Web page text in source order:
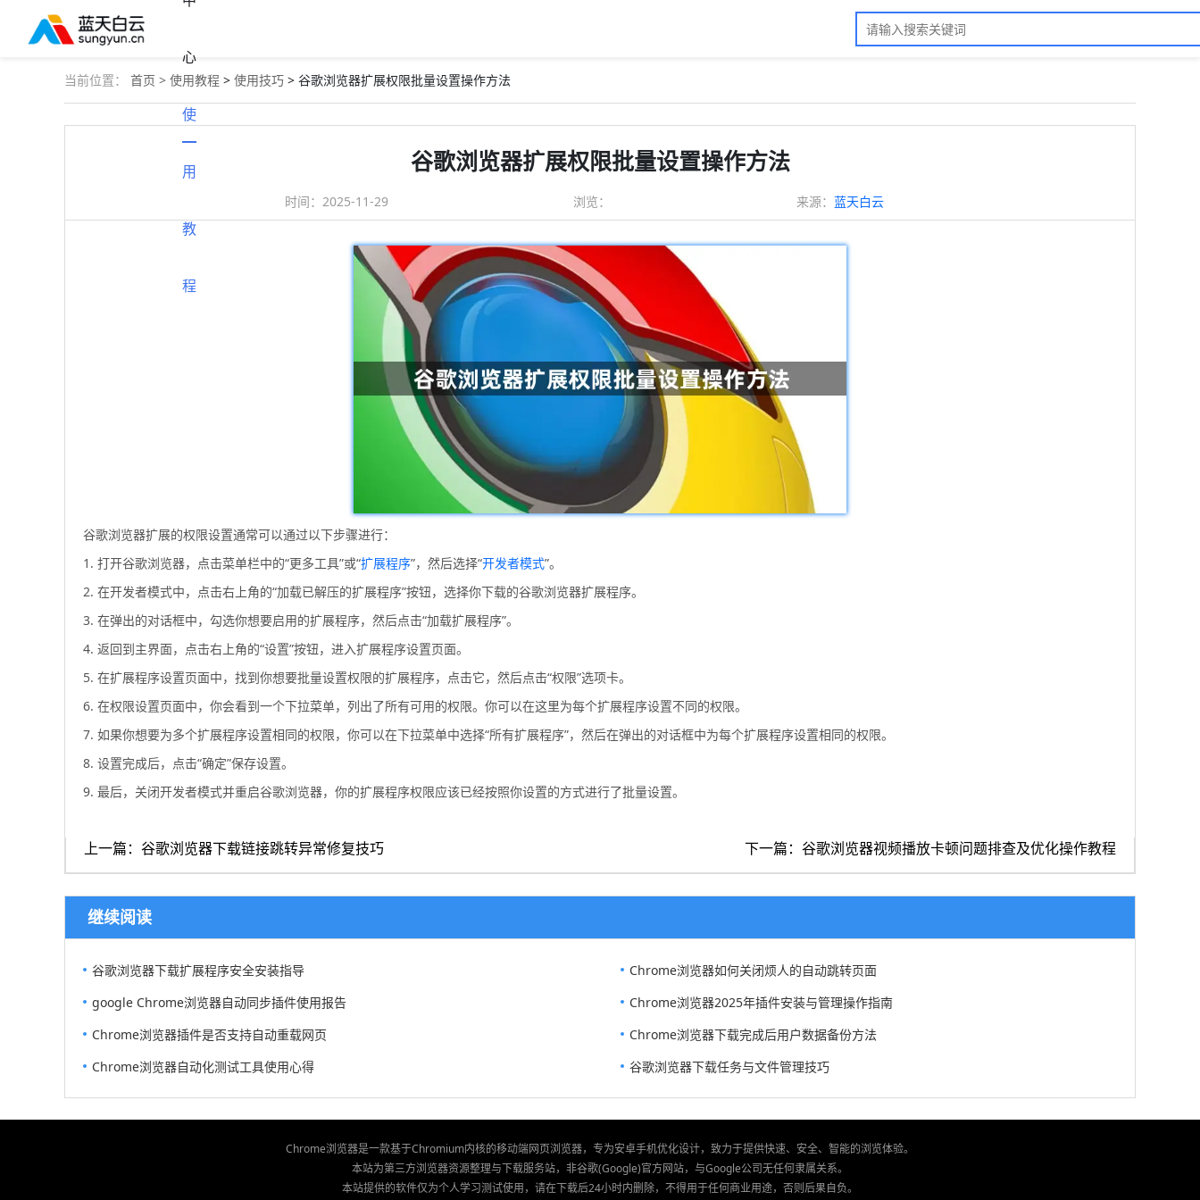
心
使
用
教
程
当前位置： 首页 > 使用教程 > 使用技巧 > 谷歌浏览器扩展权限批量设置操作方法
谷歌浏览器扩展权限批量设置操作方法
时间：2025-11-29 浏览： 来源： 蓝天白云
谷歌浏览器扩展的权限设置通常可以通过以下步骤进行：
1. 打开谷歌浏览器，点击菜单栏中的“更多工具”或“扩展程序”，然后选择“开发者模式”。
2. 在开发者模式中，点击右上角的“加载已解压的扩展程序”按钮，选择你下载的谷歌浏览器扩展程序。
3. 在弹出的对话框中，勾选你想要启用的扩展程序，然后点击“加载扩展程序”。
4. 返回到主界面，点击右上角的“设置”按钮，进入扩展程序设置页面。
5. 在扩展程序设置页面中，找到你想要批量设置权限的扩展程序，点击它，然后点击“权限”选项卡。
6. 在权限设置页面中，你会看到一个下拉菜单，列出了所有可用的权限。你可以在这里为每个扩展程序设置不同的权限。
7. 如果你想要为多个扩展程序设置相同的权限，你可以在下拉菜单中选择“所有扩展程序”，然后在弹出的对话框中为每个扩展程序设置相同的权限。
8. 设置完成后，点击“确定”保存设置。
9. 最后，关闭开发者模式并重启谷歌浏览器，你的扩展程序权限应该已经按照你设置的方式进行了批量设置。
上一篇：谷歌浏览器下载链接跳转异常修复技巧 下一篇：谷歌浏览器视频播放卡顿问题排查及优化操作教程
继续阅读
谷歌浏览器下载扩展程序安全安装指导
Chrome浏览器如何关闭烦人的自动跳转页面
google Chrome浏览器自动同步插件使用报告
Chrome浏览器2025年插件安装与管理操作指南
Chrome浏览器插件是否支持自动重载网页
Chrome浏览器下载完成后用户数据备份方法
Chrome浏览器自动化测试工具使用心得
谷歌浏览器下载任务与文件管理技巧
Chrome浏览器是一款基于Chromium内核的移动端网页浏览器，专为安卓手机优化设计，致力于提供快速、安全、智能的浏览体验。
本站为第三方浏览器资源整理与下载服务站，非谷歌(Google)官方网站，与Google公司无任何隶属关系。
本站提供的软件仅为个人学习测试使用，请在下载后24小时内删除，不得用于任何商业用途，否则后果自负。